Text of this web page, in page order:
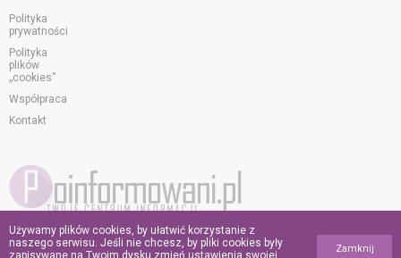
Polityka
prywatności
Polityka
plików
„cookies”
Współpraca
Kontakt
© 2026 poinformowani.pl.
Wszelkie prawa zastrzeżone.
Używamy plików cookies, by ułatwić korzystanie z
naszego serwisu. Jeśli nie chcesz, by pliki cookies były
zapisywane na Twoim dysku zmień ustawienia swojej
Zamknij